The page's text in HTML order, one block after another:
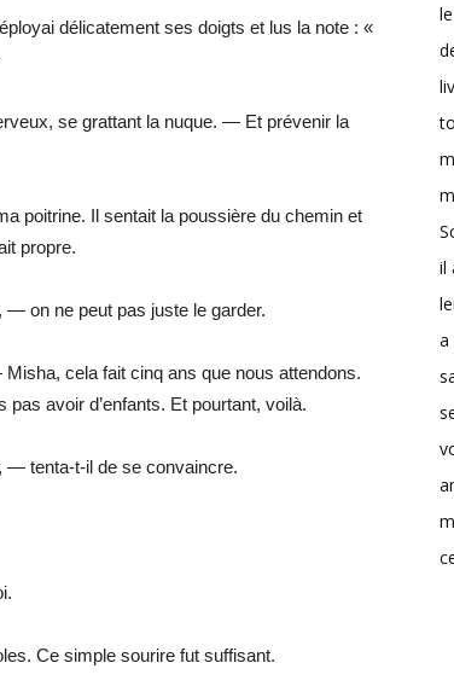
délicatement ses doigts et lus la note : «
se grattant la nuque. — Et prévenir la
poitrine. Il sentait la poussière du chemin et
propre.
on ne peut pas juste le garder.
cela fait cinq ans que nous attendons.
avoir d’enfants. Et pourtant, voilà.
tenta-t-il de se convaincre.
Ce simple sourire fut suffisant.
il
a